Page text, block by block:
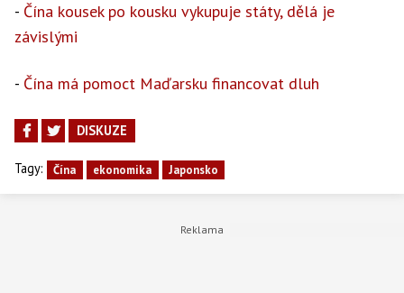
- Čína kousek po kousku vykupuje státy, dělá je
závislými
- Čína má pomoct Maďarsku financovat dluh
DISKUZE
Tagy: Čína ekonomika Japonsko